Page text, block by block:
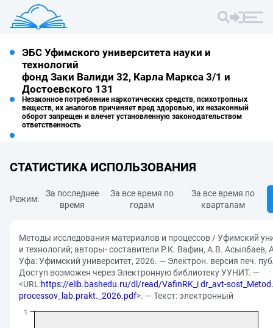
ЭБС Уфимского университета науки и
технологий
фонд Заки Валиди 32, Карла Маркса 3/1 и
Достоевского 131
Незаконное потребление наркотических средств, психотропных
веществ, их аналогов причиняет вред здоровью, их незаконный
оборот запрещен и влечет установленную законодательством
ответственность
СТАТИСТИКА ИСПОЛЬЗОВАНИЯ
Режим:
За последнее
время
За все время по
годам
За все время по
кварталам
Методы исследования материалов и процессов / Уфимский
и технологий; авторы- составители Р.К. Вафин, А.В.
Уфа: Уфимский университет, 2026. — Электрон. версия печ.
Доступ возможен через Электронную библиотеку УУНИТ. —
<URL:https://elib.bashedu.ru/dl/read/VafinRK_i dr_avt-
processov_lab.prakt._2026.pdf>. — Текст: электронный